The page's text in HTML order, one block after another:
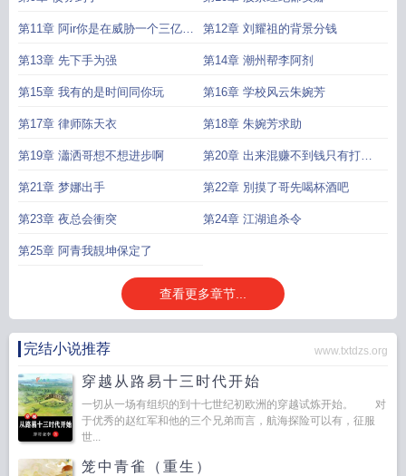
第11章 阿ir你是在威胁一个三亿富
豪
第12章 刘耀祖的背景分钱
第13章 先下手为强 第14章 潮州帮李阿剂
第15章 我有的是时间同你玩 第16章 学校风云朱婉芳
第17章 律师陈天衣 第18章 朱婉芳求助
第19章 瀟洒哥想不想进步啊 第20章 出来混赚不到钱只有打赤
脚
第21章 梦娜出手 第22章 別摸了哥先喝杯酒吧
第23章 夜总会衝突 第24章 江湖追杀令
第25章 阿青我靚坤保定了
查看更多章节...
完结小说推荐 www.txtdzs.org
穿越从路易十三时代开始
一切从一场有组织的到十七世纪初欧洲的穿越试炼开始。 对
于优秀的赵红军和他的三个兄弟而言，航海探险可以有，征服
世...
笼中青雀（重生）